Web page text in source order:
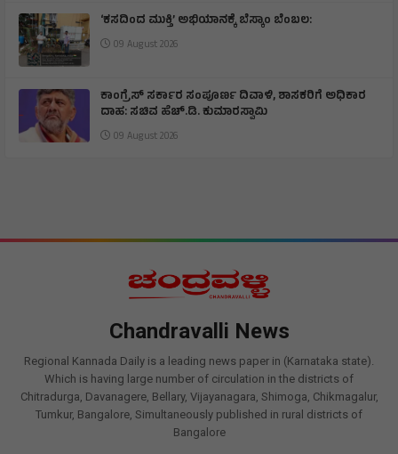
‘ಕಸದಿಂದ ಮುಕ್ತಿ’ ಅಭಿಯಾನಕ್ಕೆ ಬೆಸ್ಕಾಂ ಬೆಂಬಲ:
09 August 2026
ಕಾಂಗ್ರೆಸ್ ಸರ್ಕಾರ ಸಂಪೂರ್ಣ ದಿವಾಳಿ, ಶಾಸಕರಿಗೆ ಅಧಿಕಾರ
ದಾಹ: ಸಚಿವ ಹೆಚ್.ಡಿ. ಕುಮಾರಸ್ವಾಮಿ
09 August 2026
Chandravalli News
Regional Kannada Daily is a leading news paper in (Karnataka state).
Which is having large number of circulation in the districts of
Chitradurga, Davanagere, Bellary, Vijayanagara, Shimoga, Chikmagalur,
Tumkur, Bangalore, Simultaneously published in rural districts of
Bangalore